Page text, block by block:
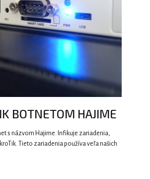
BOTNETOM HAJIME
s názvom Hajime. Infikuje zariadenia,
Tieto zariadenia používa veľa našich